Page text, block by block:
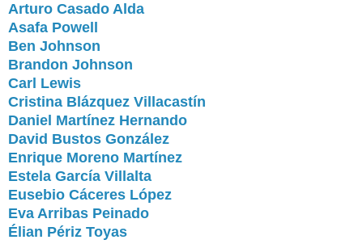
Arturo Casado Alda
Asafa Powell
Ben Johnson
Brandon Johnson
Carl Lewis
Cristina Blázquez Villacastín
Daniel Martínez Hernando
David Bustos González
Enrique Moreno Martínez
Estela García Villalta
Eusebio Cáceres López
Eva Arribas Peinado
Élian Périz Toyas